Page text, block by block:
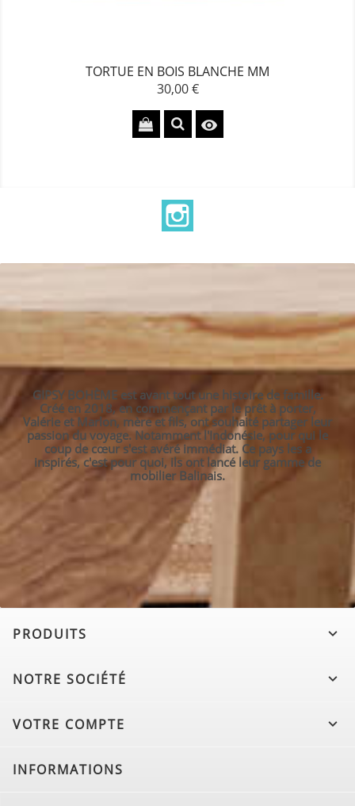
TORTUE EN BOIS BLANCHE MM
Prix
30,00 €

GIPSY BOHÈME est avant tout une histoire de famille.
Créé en 2018, en commençant par le prêt à porter,
Valérie et Marlon, mère et fils, ont souhaité partager leur
passion du voyage. Notamment l'Indonésie, pour qui le
coup de cœur s'est avéré immédiat. Ce pays les a
inspirés, c'est pour quoi, ils ont lancé leur gamme de
mobilier Balinais.
PRODUITS 
NOTRE SOCIÉTÉ 
VOTRE COMPTE 
INFORMATIONS